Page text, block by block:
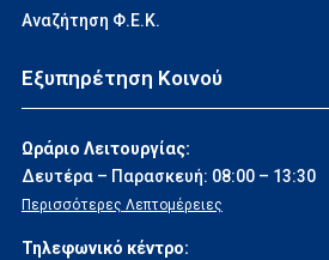
Αναζήτηση Φ.Ε.Κ.
Εξυπηρέτηση Κοινού
Ωράριο Λειτουργίας:
Δευτέρα – Παρασκευή: 08:00 – 13:30
Περισσότερες Λεπτομέρειες
Τηλεφωνικό κέντρο: